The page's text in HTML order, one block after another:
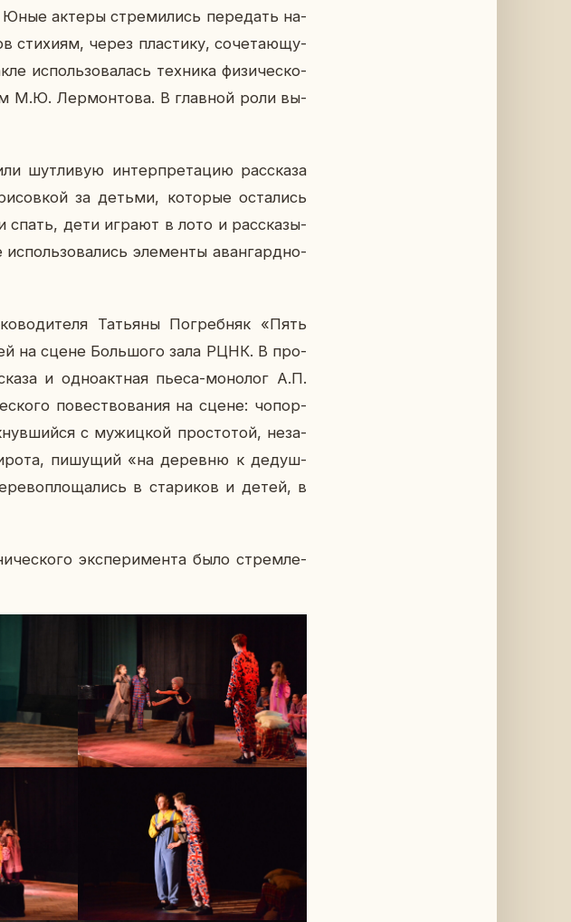
Юные актеры стре­ми­лись пе­ре­дать на­
сти­хи­ям, через пла­сти­ку, со­че­та­ю­щу­
ис­поль­зо­ва­лась тех­ни­ка фи­зи­че­ско­
М.Ю. Лер­мон­то­ва. В глав­ной роли вы­
шут­ли­вую ин­тер­пре­та­цию рас­ска­за
за детьми, ко­то­рые оста­лись
дети играют в лото и рас­ска­зы­
эле­мен­ты аван­гард­но­
Та­тья­ны По­греб­няк «Пять
на сцене Боль­шо­го зала РЦНК. В про­
и од­но­акт­ная пьеса-мо­но­лог А.П.
по­вест­во­ва­ния на сцене: чо­пор­
с му­жиц­кой про­сто­той, неза­
пи­шу­щий «на де­рев­ню к де­душ­
в ста­ри­ков и детей, в
экс­пе­ри­мен­та было стрем­ле­